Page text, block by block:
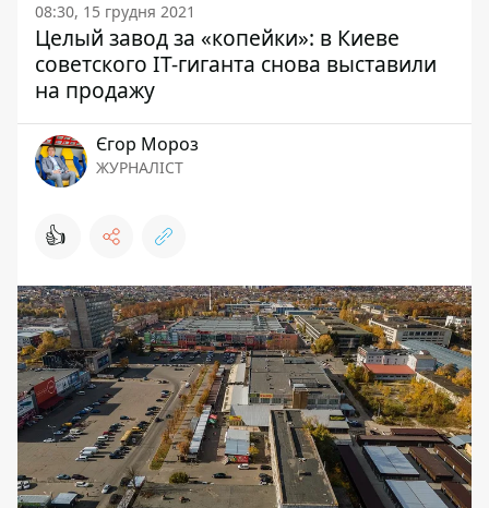
08:30, 15 грудня 2021
Целый завод за «копейки»: в Киеве
советского IT-гиганта снова выставили
на продажу
Єгор Мороз
ЖУРНАЛІСТ
👍